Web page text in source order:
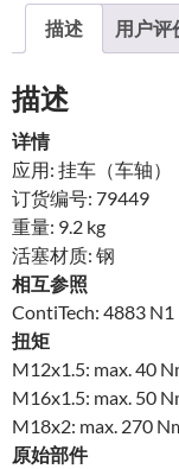
描述 用户评
描述
详情
应用: 挂车（车轴）
订货编号: 79449
重量: 9.2 kg
活塞材质: 钢
相互参照
ContiTech: 4883 N1
扭矩
M12x1.5: max. 40
M16x1.5: max. 50
M18x2: max. 270
原始部件